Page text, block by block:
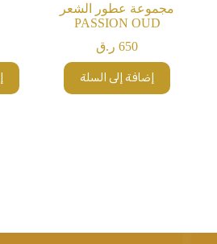
مجموعة عطور الشعر
PASSION OUD
650 ر.ق
إضافة إلى السلة